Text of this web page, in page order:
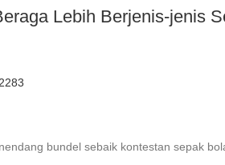
Lebih Berjenis-jenis
bundel sebaik kontestan sepak